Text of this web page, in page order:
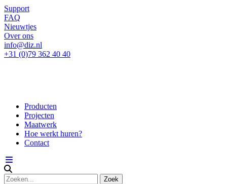
Support
FAQ
Nieuwtjes
Over ons
info@diz.nl
+31 (0)79 362 40 40
Producten
Projecten
Maatwerk
Hoe werkt huren?
Contact